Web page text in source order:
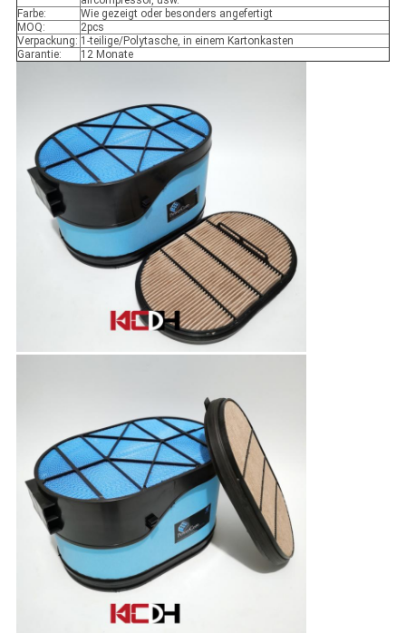
Farbe:
Wie gezeigt oder besonders angefertigt
MOQ:
2pcs
Verpackung: 1-teilige/Polytasche, in einem Kartonkasten
Garantie:
12 Monate